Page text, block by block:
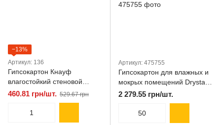
−13%
Артикул: 136
Гипсокартон Кнауф
влагостойкий стеновой
3000*1200*12,5 мм Knauf
460.81 грн/шт. 529.67 грн
Артикул: 475755
Гипсокартон для влажных и
мокрых помещений Drystar
Board плита 12,5 мм
2000x1250 Knauf Кнауф
2 279.55 грн/шт.